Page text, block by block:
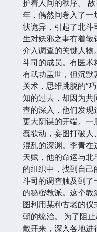
《大宋北斗司》 卷一
太平，看似风平浪静
神秘的机构悄然屹立
不为官家所知，却肩
员皆是身怀绝技、背
井，行走于黑暗，对
护着人间的秩序。
年，偶然间卷入了一
状诡异，引起了北斗
生对妖邪之事有着敏
介入调查的关键人
斗司的成员。有医术
有武功盖世，但沉默
关术，思维跳脱的“
知的过去，却因为
查的深入，他们发现
更大阴谋的开端。
蠢欲动，妄图打破人
混乱的深渊。李青在